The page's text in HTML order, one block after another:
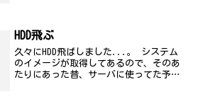
えよう...
HDD飛ぶ
久々にHDD飛ばしました...。 システム
のイメージが取得してあるので、そのあ
たりにあった昔、サーバに使ってた予備